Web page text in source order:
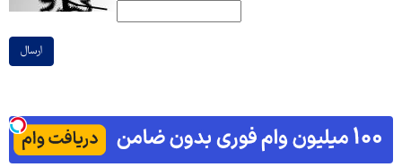
ارسال